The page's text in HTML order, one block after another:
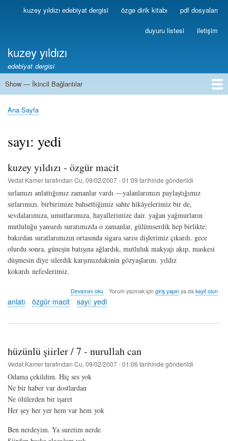
Ana
içeriğe
Birincilkuzey yıldızı edebiyat dergisi özge dirik kitabı pdf dosyaları
duyuru listesi iletişim
kuzey yıldızı
edebiyat dergisi
İkincil
Show — İkincil Bağlantılar
1
2
3
4
5
6
7
8
9
10
11
12
13
Sayfa
Ana Sayfa
sayı: yedi
kuzey yıldızı - özgür macit
Vedat Kamertarafından Cu, 09/02/2007 - 01:09 tarihinde gönderildi
sırlamızı anlattığımız zamanlar vardı —yalanlarımızı paylaştığımız
sırlarımızı. birbirimize bahsettiğimiz sahte hikâyelerimiz bir de,
sevdalarımıza, umutlarımıza, hayallerimize dair. yağan yağmurların
mutluluğu yansırdı suratımızda o zamanlar, gülümserdik hep birlikte:
bakırdan suratlarımızın ortasında sigara sarısı dişlerimiz çıkardı. gece
olurdu sonra, güneşin batışına ağlardık, mutluluk makyajı akıp, maskesi
düşmesin diye silerdik karşımızdakinin gözyaşlarını. yıldız
kokardı nefeslerimiz.
kuzey
macit
Devamını oku Yorum yazmak için giriş yapınya da kayıt olun
anlatı özgür macit sayı: yedi
hüzünlü şiirler / 7 - nurullah can
Vedat Kamertarafından Cu, 09/02/2007 - 01:06 tarihinde gönderildi
Odama çekildim. Hiç ses yok
Ne bir haber var dostlardan
Ne ölülerden bir işaret
Her şey her yer hem var hem yok
Ben nerdeyim. Ya suretim nerde